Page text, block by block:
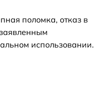
поломка, отказ в
использовании.